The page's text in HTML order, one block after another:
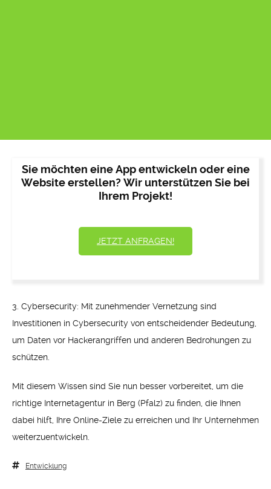
Sie möchten eine App entwickeln oder eine
Website erstellen? Wir unterstützen Sie bei
Ihrem Projekt!
JETZT ANFRAGEN!
3. Cybersecurity: Mit zunehmender Vernetzung sind
Investitionen in Cybersecurity von entscheidender Bedeutung,
um Daten vor Hackerangriffen und anderen Bedrohungen zu
schützen.
Mit diesem Wissen sind Sie nun besser vorbereitet, um die
richtige Internetagentur in Berg (Pfalz) zu finden, die Ihnen
dabei hilft, Ihre Online-Ziele zu erreichen und Ihr Unternehmen
weiterzuentwickeln.
Entwicklung